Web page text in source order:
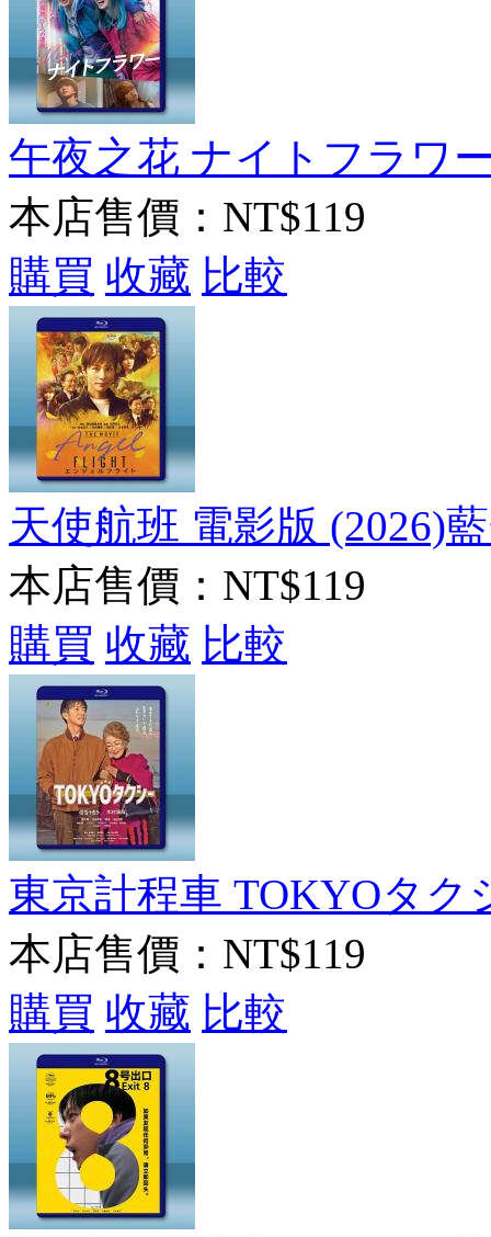
午夜之花 ナイトフラワ
本店售價： NT$119
購買 收藏 比較
天使航班 電影版 (2026)
本店售價： NT$119
購買 收藏 比較
東京計程車 TOKYOタク
本店售價： NT$119
購買 收藏 比較